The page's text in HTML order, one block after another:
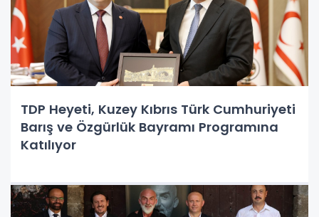
TDP Heyeti, Kuzey Kıbrıs Türk Cumhuriyeti
Barış ve Özgürlük Bayramı Programına
Katılıyor